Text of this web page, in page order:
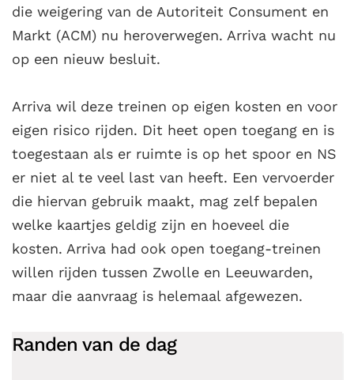
die weigering van de Autoriteit Consument en
Markt (ACM) nu heroverwegen. Arriva wacht nu
op een nieuw besluit.
Arriva wil deze treinen op eigen kosten en voor
eigen risico rijden. Dit heet open toegang en is
toegestaan als er ruimte is op het spoor en NS
er niet al te veel last van heeft. Een vervoerder
die hiervan gebruik maakt, mag zelf bepalen
welke kaartjes geldig zijn en hoeveel die
kosten. Arriva had ook open toegang-treinen
willen rijden tussen Zwolle en Leeuwarden,
maar die aanvraag is helemaal afgewezen.
Randen van de dag